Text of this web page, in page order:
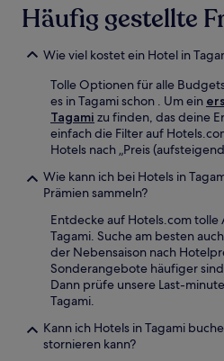
Häufig gestellte
Wie viel kostet ein Hotel in
Tolle Optionen für alle
es in Tagami schon . Um ein
Tagami zu finden, das deine
einfach die Filter auf
Hotels nach „Preis
Wie kann ich bei Hotels in
Prämien sammeln?
Entdecke auf Hotels.com
Tagami. Suche am besten
der Nebensaison nach
Sonderangebote häufiger
Dann prüfe unsere Last-
Tagami.
Kann ich Hotels in Tagami
stornieren kann?